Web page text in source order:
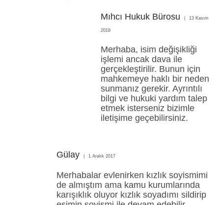
Mıhcı Hukuk Bürosu 13 Kasım
2018
Merhaba, isim değişikliği
işlemi ancak dava ile
gerçekleştirilir. Bunun için
mahkemeye haklı bir neden
sunmanız gerekir. Ayrıntılı
bilgi ve hukuki yardım talep
etmek isterseniz bizimle
iletişime geçebilirsiniz.
Gülay 1 Aralık 2017
Merhabalar evlenirken kızlık soyismimi
de almıştım ama kamu kurumlarında
karışıklık oluyor kızlık soyadımı sildirip